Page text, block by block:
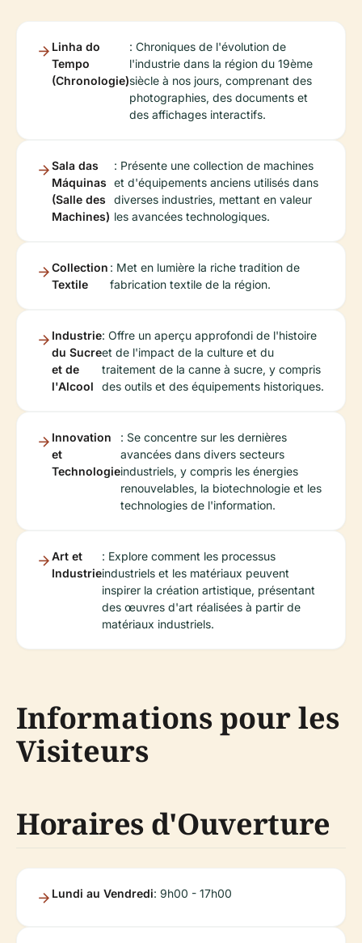
Linha do
Tempo
(Chronologie)
: Chroniques de l'évolution de
l'industrie dans la région du 19ème
siècle à nos jours, comprenant des
photographies, des documents et
des affichages interactifs.
Sala das
Máquinas
(Salle des
Machines)
: Présente une collection de machines
et d'équipements anciens utilisés dans
diverses industries, mettant en valeur
les avancées technologiques.
Collection
Textile
: Met en lumière la riche tradition de
fabrication textile de la région.
Industrie
du Sucre
et de
l'Alcool
: Offre un aperçu approfondi de l'histoire
et de l'impact de la culture et du
traitement de la canne à sucre, y compris
des outils et des équipements historiques.
Innovation
et
Technologie
: Se concentre sur les dernières
avancées dans divers secteurs
industriels, y compris les énergies
renouvelables, la biotechnologie et les
technologies de l'information.
Art et
Industrie
: Explore comment les processus
industriels et les matériaux peuvent
inspirer la création artistique, présentant
des œuvres d'art réalisées à partir de
matériaux industriels.
Informations pour les
Visiteurs
Horaires d'Ouverture
Lundi au Vendredi: 9h00 - 17h00